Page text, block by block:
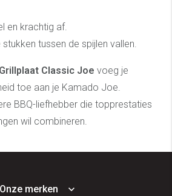
en krachtig af.
tussen de spijlen vallen.
Classic Joe voeg je
toe aan je Kamado Joe.
BBQ-liefhebber die topprestaties
wil combineren.
Onze merken